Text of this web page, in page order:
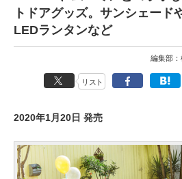
トドアグッズ。サンシェード
LEDランタンなど
編集部
リスト
2020年1月20日 発売